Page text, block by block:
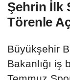
Şehrin İlk
Törenle
Büyükşehir
Bakanlığı iş